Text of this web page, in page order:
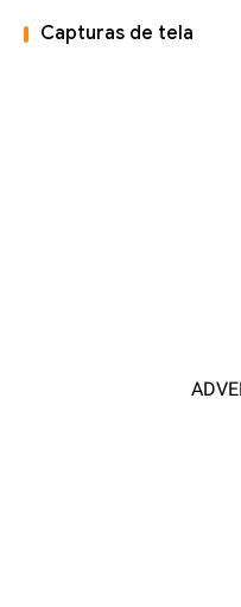
Capturas de tela